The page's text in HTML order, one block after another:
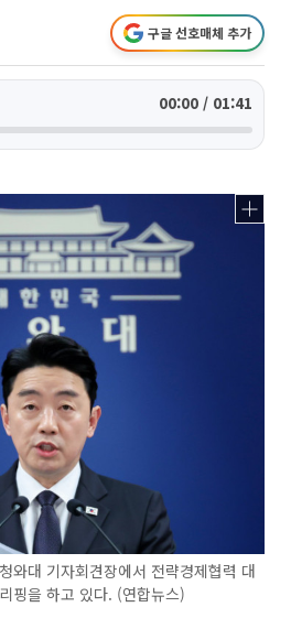
구글 선호매체 추가
00:00 / 01:41
와대 기자회견장에서 전략경제협력 대
핑을 하고 있다. (연합뉴스)